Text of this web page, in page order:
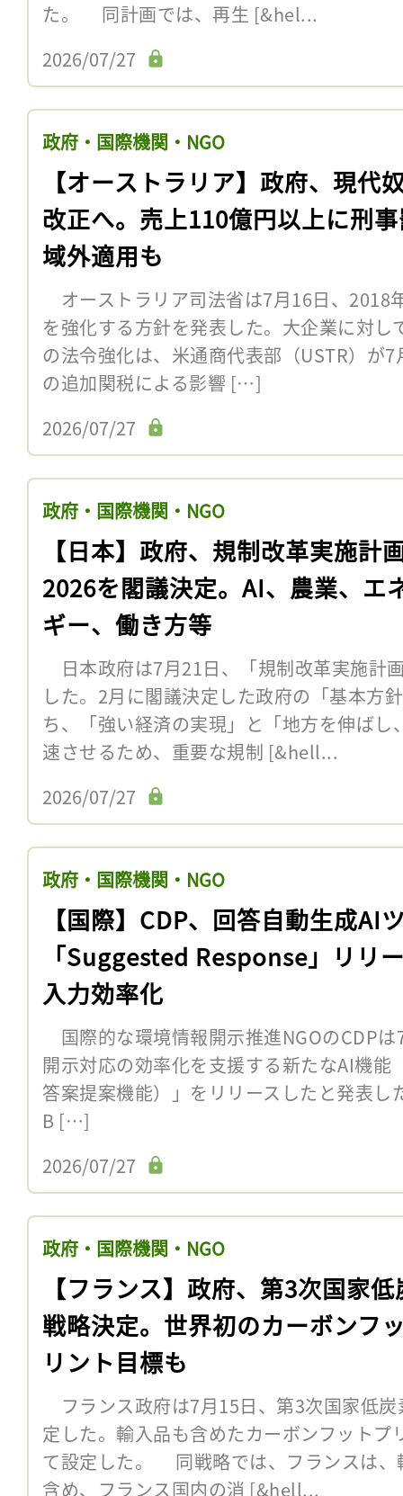
た。 同計画では、再生 [&hel...
2026/07/27
政府・国際機関・NGO
【オーストラリア】政府、現代
改正へ。売上110億円以上に刑
域外適用も
オーストラリア司法省は7月16日、2018
を強化する方針を発表した。大企業に対
の法令強化は、米通商代表部（USTR）が
の追加関税による影響 […]
2026/07/27
政府・国際機関・NGO
【日本】政府、規制改革実施計
2026を閣議決定。AI、農業、エ
ギー、働き方等
日本政府は7月21日、「規制改革実施計
した。2月に閣議決定した政府の「基本方
ち、「強い経済の実現」と「地方を伸ば
速させるため、重要な規制 [&hell...
2026/07/27
政府・国際機関・NGO
【国際】CDP、回答自動生成AI
「Suggested Response」リリ
入力効率化
国際的な環境情報開示推進NGOのCDP
開示対応の効率化を支援する新たなAI機
答案提案機能）」をリリースしたと発表し
B […]
2026/07/27
政府・国際機関・NGO
【フランス】政府、第3次国家
戦略決定。世界初のカーボンフ
リント目標も
フランス政府は7月15日、第3次国家低
定した。輸入品も含めたカーボンフットプ
て設定した。 同戦略では、フランスは、
含め、フランス国内の消 [&hell...